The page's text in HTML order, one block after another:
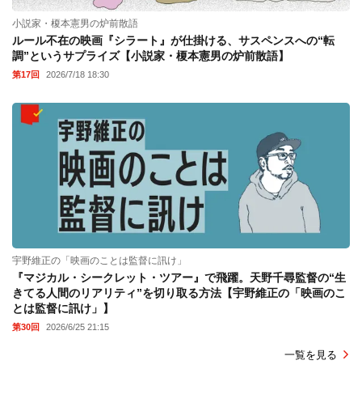
小説家・榎本憲男の炉前散語
ルール不在の映画『シラート』が仕掛ける、サスペンスへの“転
調”というサプライズ【小説家・榎本憲男の炉前散語】
第17回 2026/7/18 18:30
宇野維正の「映画のことは監督に訊け」
『マジカル・シークレット・ツアー』で飛躍。天野千尋監督の“生
きてる人間のリアリティ”を切り取る方法【宇野維正の「映画のこ
とは監督に訊け」】
第30回 2026/6/25 21:15
一覧を見る